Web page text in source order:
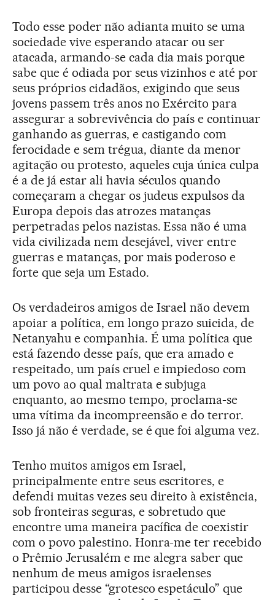
Todo esse poder não adianta muito se uma
sociedade vive esperando atacar ou ser
atacada, armando-se cada dia mais porque
sabe que é odiada por seus vizinhos e até por
seus próprios cidadãos, exigindo que seus
jovens passem três anos no Exército para
assegurar a sobrevivência do país e continuar
ganhando as guerras, e castigando com
ferocidade e sem trégua, diante da menor
agitação ou protesto, aqueles cuja única culpa
é a de já estar ali havia séculos quando
começaram a chegar os judeus expulsos da
Europa depois das atrozes matanças
perpetradas pelos nazistas. Essa não é uma
vida civilizada nem desejável, viver entre
guerras e matanças, por mais poderoso e
forte que seja um Estado.
Os verdadeiros amigos de Israel não devem
apoiar a política, em longo prazo suicida, de
Netanyahu e companhia. É uma política que
está fazendo desse país, que era amado e
respeitado, um país cruel e impiedoso com
um povo ao qual maltrata e subjuga
enquanto, ao mesmo tempo, proclama-se
uma vítima da incompreensão e do terror.
Isso já não é verdade, se é que foi alguma vez.
Tenho muitos amigos em Israel,
principalmente entre seus escritores, e
defendi muitas vezes seu direito à existência,
sob fronteiras seguras, e sobretudo que
encontre uma maneira pacífica de coexistir
com o povo palestino. Honra-me ter recebido
o Prêmio Jerusalém e me alegra saber que
nenhum de meus amigos israelenses
participou desse “grotesco espetáculo” que